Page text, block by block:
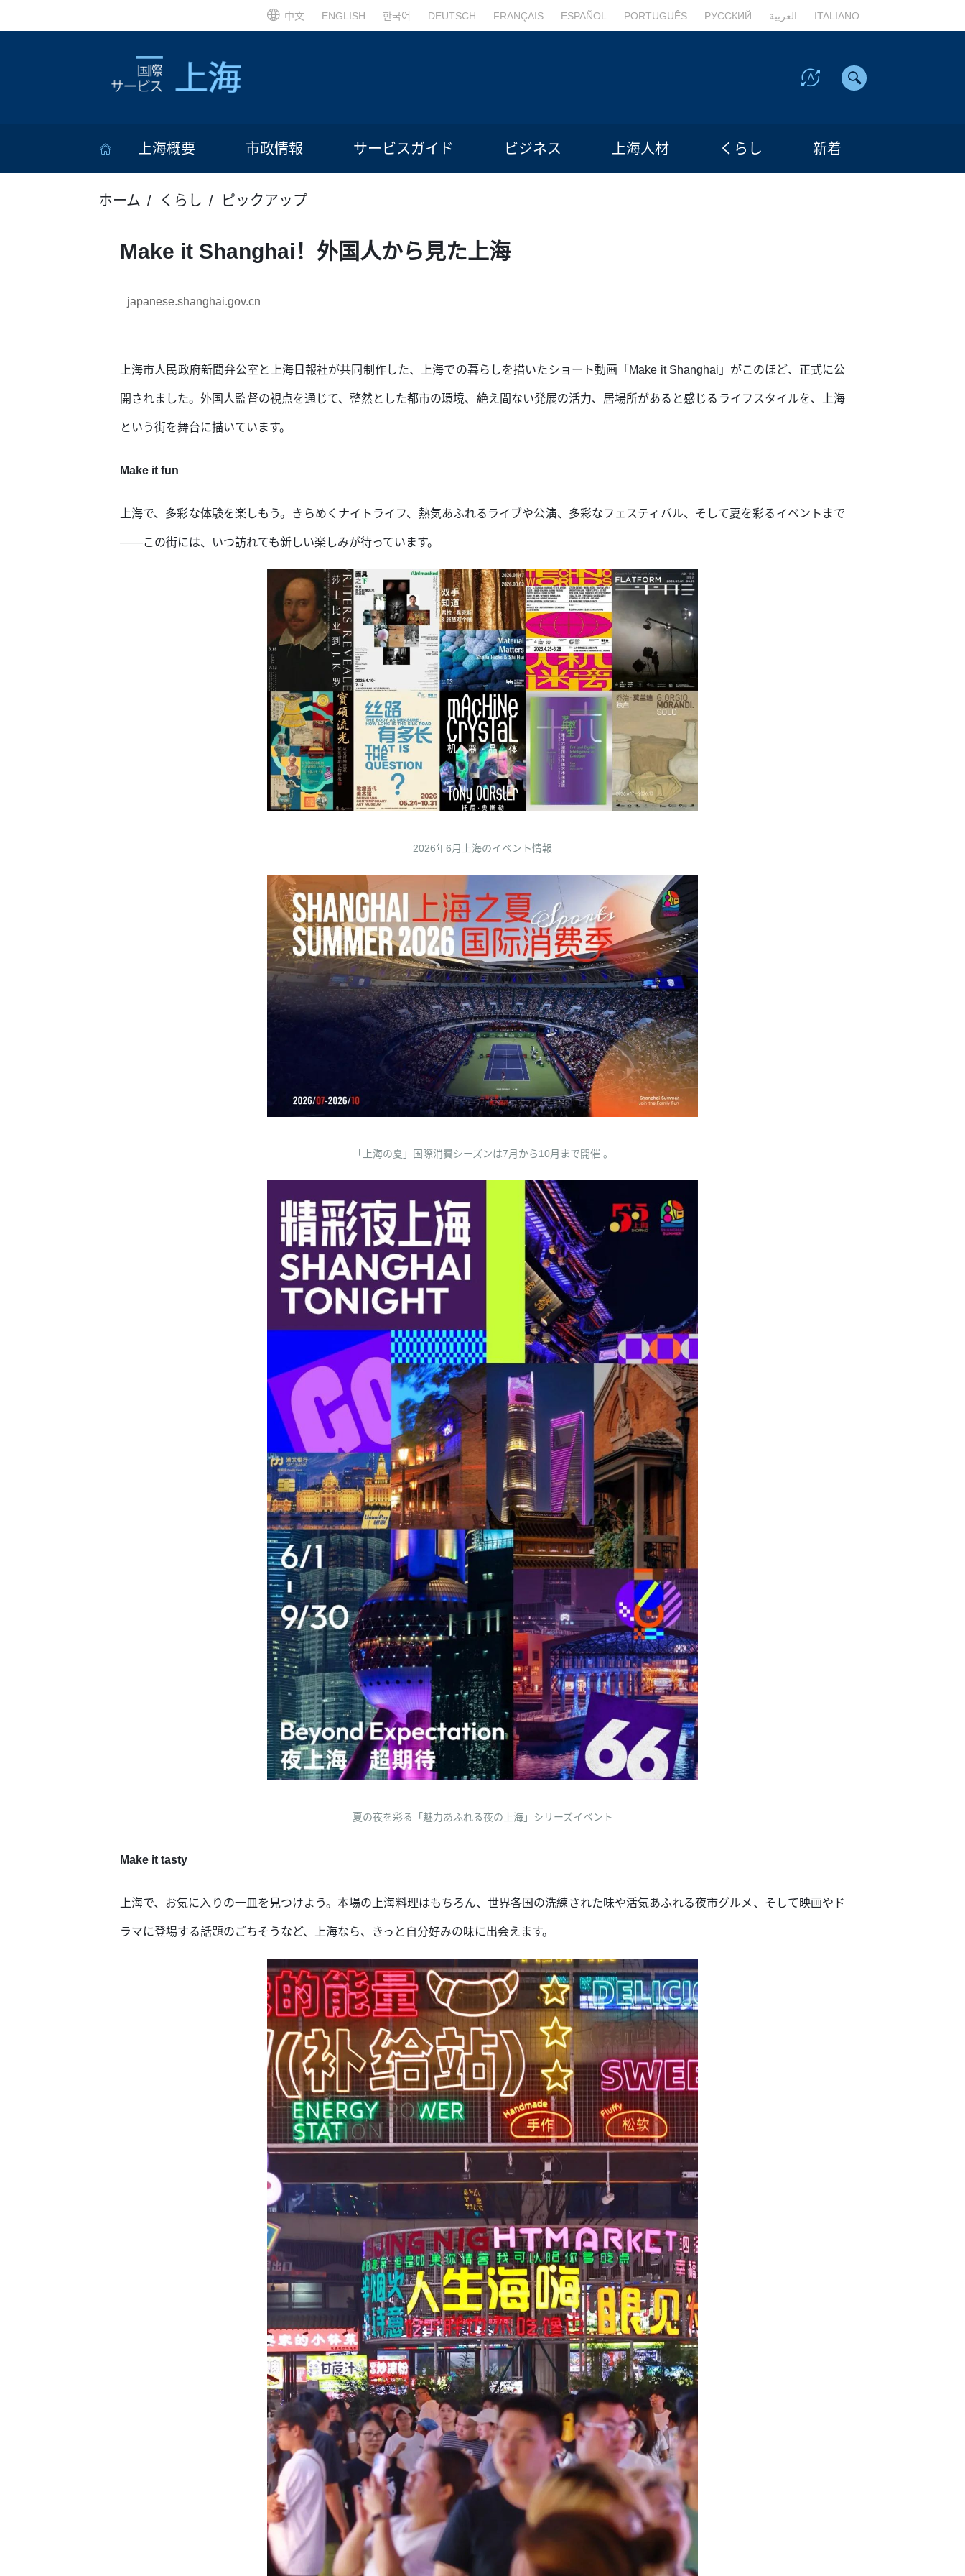
中文 ENGLISH 한국어 DEUTSCH FRANÇAIS ESPAÑOL PORTUGUÊS РУССКИЙ العربية ITALIANO
上海概要 市政情報 サービスガイド ビジネス 上海人材 くらし 新着
ホーム くらし ピックアップ
Make it Shanghai！外国人から見た上海
japanese.shanghai.gov.cn
上海市人民政府新聞弁公室と上海日報社が共同制作した、上海での暮らしを描いたショート動画「Make it Shanghai」がこのほど、正式に公
開されました。外国人監督の視点を通じて、整然とした都市の環境、絶え間ない発展の活力、居場所があると感じるライフスタイルを、上海
という街を舞台に描いています。
Make it fun
上海で、多彩な体験を楽しもう。きらめくナイトライフ、熱気あふれるライブや公演、多彩なフェスティバル、そして夏を彩るイベントまで
――この街には、いつ訪れても新しい楽しみが待っています。
2026年6月上海のイベント情報
「上海の夏」国際消費シーズンは7月から10月まで開催 。
夏の夜を彩る「魅力あふれる夜の上海」シリーズイベント
Make it tasty
上海で、お気に入りの一皿を見つけよう。本場の上海料理はもちろん、世界各国の洗練された味や活気あふれる夜市グルメ、そして映画やド
ラマに登場する話題のごちそうなど、上海なら、きっと自分好みの味に出会えます。